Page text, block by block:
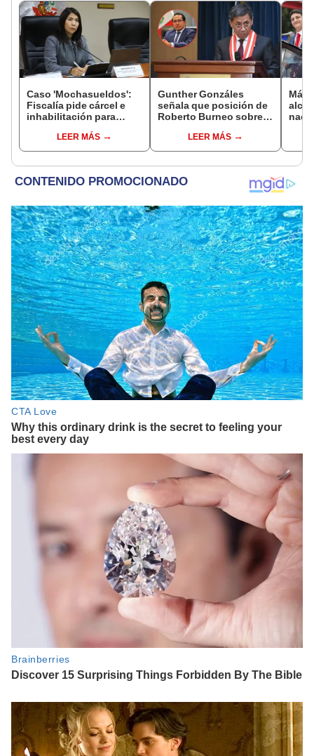
Caso 'Mochasueldos':
Fiscalía pide cárcel e
inhabilitación para
fujimorista María
Cordero Jon Tay
LEER MÁS
Gunther Gonzáles
señala que posición de
Roberto Burneo sobre
Aliaga no representan al
JNE
LEER MÁS
Más